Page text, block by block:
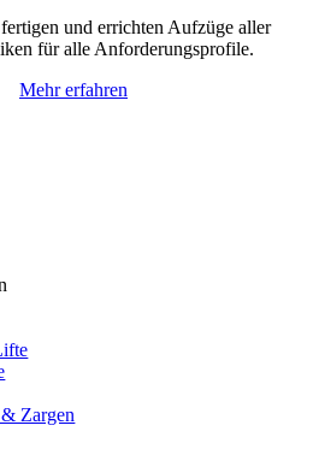
und errichten Aufzüge aller
für alle Anforderungsprofile.
Mehr erfahren
Zargen